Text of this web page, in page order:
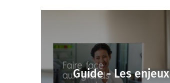
Guide - Les